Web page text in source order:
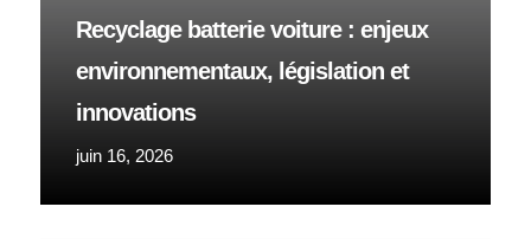
Recyclage batterie voiture : enjeux
environnementaux, législation et
innovations
juin 16, 2026